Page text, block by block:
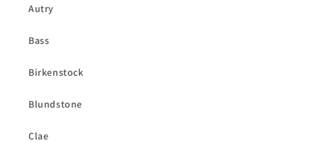
Autry
Bass
Birkenstock
Blundstone
Clae